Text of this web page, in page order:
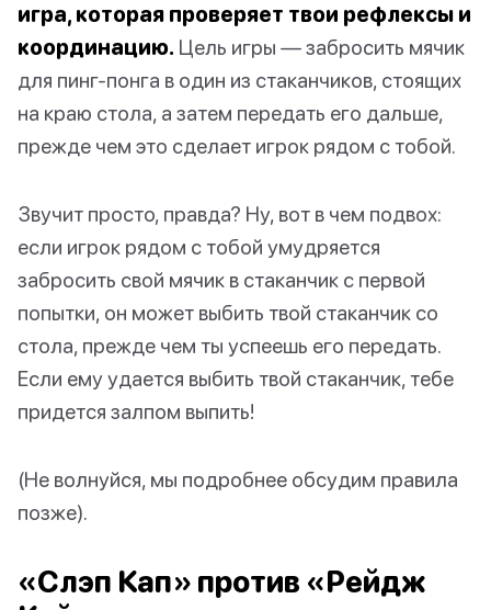
игра, которая проверяет твои рефлексы и
координацию. Цель игры — забросить мячик
для пинг-понга в один из стаканчиков, стоящих
на краю стола, а затем передать его дальше,
прежде чем это сделает игрок рядом с тобой.
Звучит просто, правда? Ну, вот в чем подвох:
если игрок рядом с тобой умудряется
забросить свой мячик в стаканчик с первой
попытки, он может выбить твой стаканчик со
стола, прежде чем ты успеешь его передать.
Если ему удается выбить твой стаканчик, тебе
придется залпом выпить!
(Не волнуйся, мы подробнее обсудим правила
позже).
«Слэп Кап» против «Рейдж